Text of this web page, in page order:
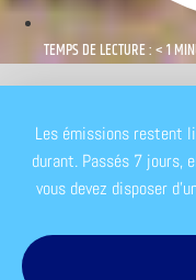
TEMPS DE LECTURE : < 1
Les émissions restent
durant. Passés 7 jours,
vous devez disposer